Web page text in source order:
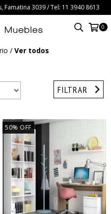
3039 / Tel: 11 3940 8613
0
/ Ver todos
FILTRAR
50% OFF